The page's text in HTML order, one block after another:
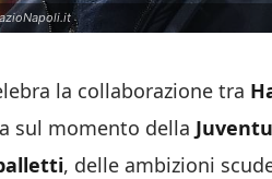
la collaborazione tra
sul momento della
, delle ambizioni